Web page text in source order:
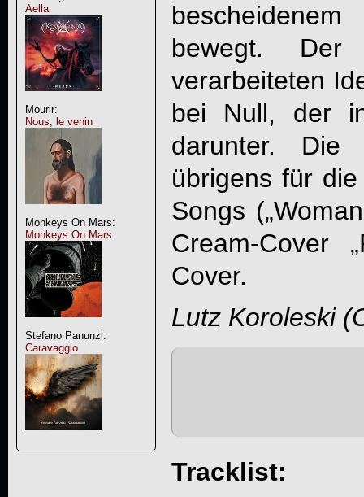
Aella
Mourir:
Nous, le venin
Monkeys On Mars:
Monkeys On Mars
Stefano Panunzi:
Caravaggio
bewegt. Der
verarbeiteten
bei Null, der
darunter.
übrigens für
Songs
Cream-Cover
Cover.
Lutz Koroleski
Tracklist: